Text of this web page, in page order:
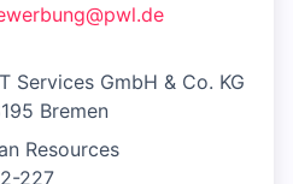
Services GmbH & Co. KG
Bremen
Resources
227